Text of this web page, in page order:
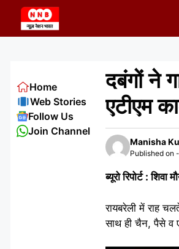
content
दबंगों ने
एटीएम
Manisha
Published on -
ब्यूरो रिपोर्ट : शिवा
रायबरेली में राह
साथ ही चैन, पैसे व
Home
Web Stories
Follow Us
Join Channel